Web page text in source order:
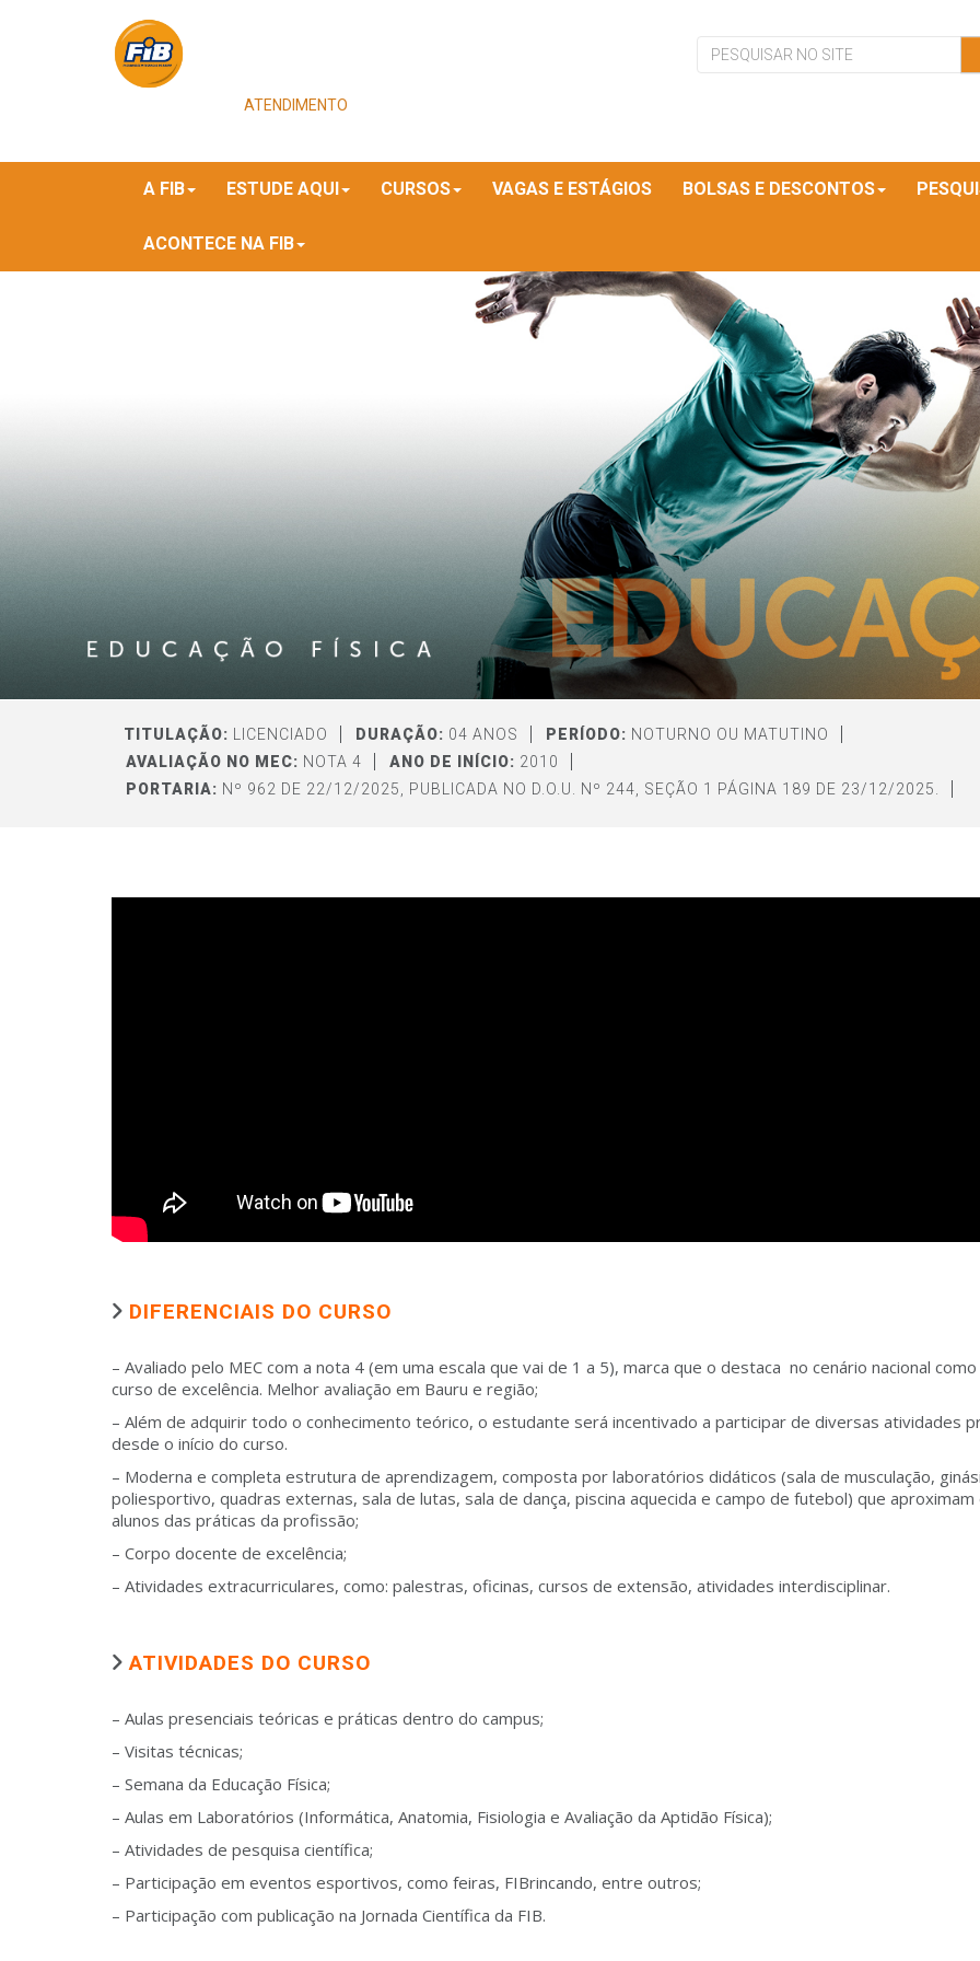
ATENDIMENTO
A FIB ESTUDE AQUI CURSOS VAGAS E ESTÁGIOS BOLSAS E DESCONTOS
ACONTECE NA FIB
TITULAÇÃO: LICENCIADO DURAÇÃO: 04 ANOS PERÍODO: NOTURNO OU MATUTINO
AVALIAÇÃO NO MEC: NOTA 4 ANO DE INÍCIO: 2010
PORTARIA: Nº 962 DE 22/12/2025, PUBLICADA NO D.O.U. Nº 244, SEÇÃO 1 PÁGINA 189 DE 23/12/2025.
DIFERENCIAIS DO CURSO
– Avaliado pelo MEC com a nota 4 (em uma escala que vai de 1 a 5), marca que o destaca no cenário nacional
curso de excelência. Melhor avaliação em Bauru e região;
– Além de adquirir todo o conhecimento teórico, o estudante será incentivado a participar de diversas atividades
desde o início do curso.
– Moderna e completa estrutura de aprendizagem, composta por laboratórios didáticos (sala de musculação,
poliesportivo, quadras externas, sala de lutas, sala de dança, piscina aquecida e campo de futebol) que aproximam
alunos das práticas da profissão;
– Corpo docente de excelência;
– Atividades extracurriculares, como: palestras, oficinas, cursos de extensão, atividades interdisciplinar.
ATIVIDADES DO CURSO
– Aulas presenciais teóricas e práticas dentro do campus;
– Visitas técnicas;
– Semana da Educação Física;
– Aulas em Laboratórios (Informática, Anatomia, Fisiologia e Avaliação da Aptidão Física);
– Atividades de pesquisa científica;
– Participação em eventos esportivos, como feiras, FIBrincando, entre outros;
– Participação com publicação na Jornada Científica da FIB.